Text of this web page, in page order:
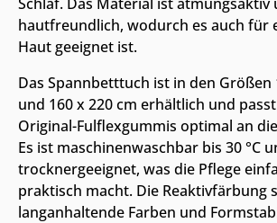
hautfreundlich, wodurch es auch für
Haut geeignet ist.
Das Spannbetttuch ist in den Größen
und 160 x 220 cm erhältlich und
Original-Fulflexgummis optimal an
Es ist maschinenwaschbar bis 30 °C
trocknergeeignet, was die Pflege
praktisch macht. Die Reaktivfärbung
langanhaltende Farben und